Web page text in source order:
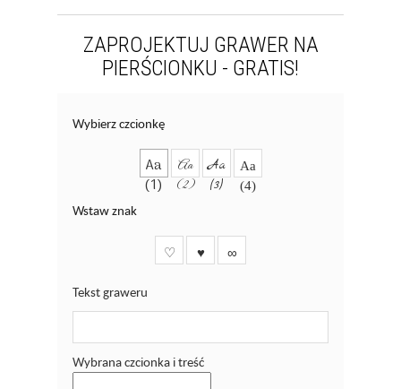
ZAPROJEKTUJ GRAWER NA
PIERŚCIONKU - GRATIS!
Wybierz czcionkę
Aa
(1)
Aa
(2)
Aa
(3)
Aa
(4)
Wstaw znak
♡ ♥ ∞
Tekst graweru
Wybrana czcionka i treść